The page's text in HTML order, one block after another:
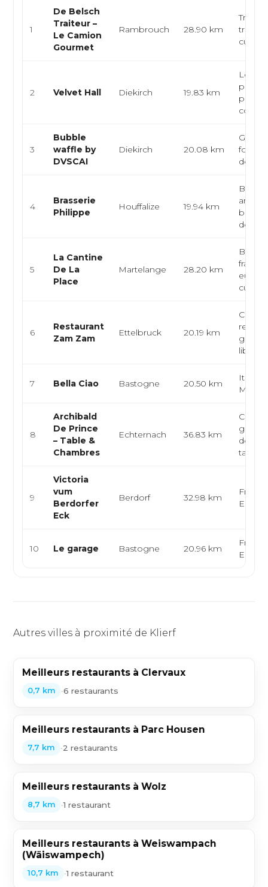
1
De Belsch
Traiteur –
Le Camion
Gourmet
Rambrouch 28.90 km
truck
2 Velvet Hall Diekirch 19.83 km
3
Bubble
waffle by
DVSCAI
Diekirch 20.08 km
food
4
Brasserie
Philippe
Houffalize 19.94 km
bières,
5
La Cantine
De La
Place
Martelange 28.20 km
6
Restaurant
Zam Zam
Ettelbruck 20.19 km
7 Bella Ciao Bastogne 20.50 km
8
Archibald
De Prince
– Table &
Chambres
Echternach 36.83 km
de
table
9
Victoria
vum
Berdorfer
Eck
Berdorf 32.98 km
10 Le garage Bastogne 20.96 km
Autres villes à proximité de Klierf
Meilleurs restaurants à Clervaux
0,7 km •6 restaurants
Meilleurs restaurants à Parc Housen
7,7 km •2 restaurants
Meilleurs restaurants à Wolz
8,7 km •1 restaurant
Meilleurs restaurants à Weiswampach
(Wäiswampech)
10,7 km •1 restaurant